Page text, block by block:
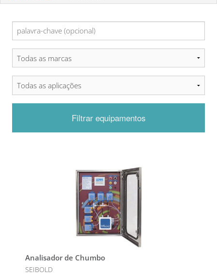
Filtrar equipamentos
Analisador de Chumbo
SEIBOLD